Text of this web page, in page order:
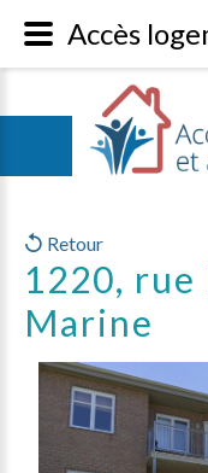
Retour
1220, rue
Marine